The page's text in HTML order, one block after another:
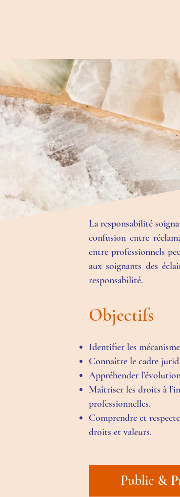
La responsabilité
confusion entre
entre professionnels
aux soignants des
responsabilité.
Objectifs
Identifier les
Connaître le cadre
Appréhender
Maîtriser les droits à
professionnelles.
Comprendre et
droits et valeurs.
Public &